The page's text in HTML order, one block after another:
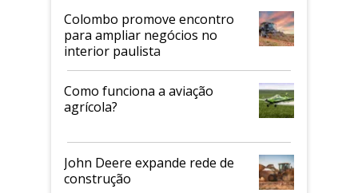
Colombo promove encontro
para ampliar negócios no
interior paulista
Como funciona a aviação
agrícola?
John Deere expande rede de
construção